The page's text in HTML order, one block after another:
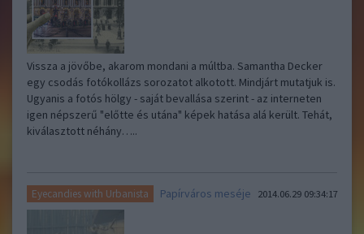
Vissza a jövőbe, akarom mondani a múltba. Samantha Decker
egy csodás fotókollázs sorozatot alkotott. Mindjárt mutatjuk is.
Ugyanis a fotós hölgy - saját bevallása szerint - az interneten
igen népszerű "előtte és utána" képek hatása alá került. Tehát,
kiválasztott néhány…..
Eyecandies with Urbanista Papírváros meséje 2014.06.29 09:34:17